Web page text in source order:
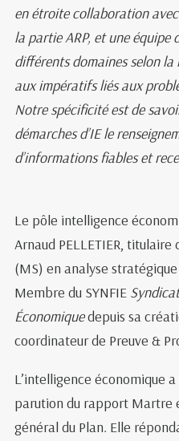
en étroite collaboration
la partie ARP, et une équipe
différents domaines selon
aux impératifs liés aux
Notre spécificité est de
démarches d’IE le
d’informations fiables et
Le pôle intelligence
Arnaud PELLETIER,
(MS) en analyse
Membre du SYNFIE
Économiquedepuis sa
coordinateur de Preuve &
L’intelligence économique
parution du rapport Martre
général du Plan. Elle